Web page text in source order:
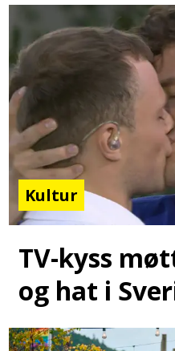
Kultur
TV-kyss
og hat i